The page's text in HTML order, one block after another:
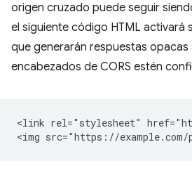
origen cruzado puede seguir
el siguiente código HTML activará
que generarán respuestas
encabezados de CORS estén
<link rel="stylesheet"